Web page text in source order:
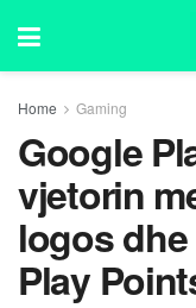
Home Gaming
Google
vjetorin
logos
Play